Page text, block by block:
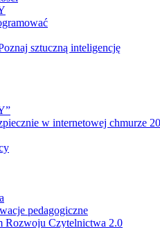
sztuczną inteligencję
w internetowej chmurze
pedagogiczne
Rozwoju Czytelnictwa 2.0